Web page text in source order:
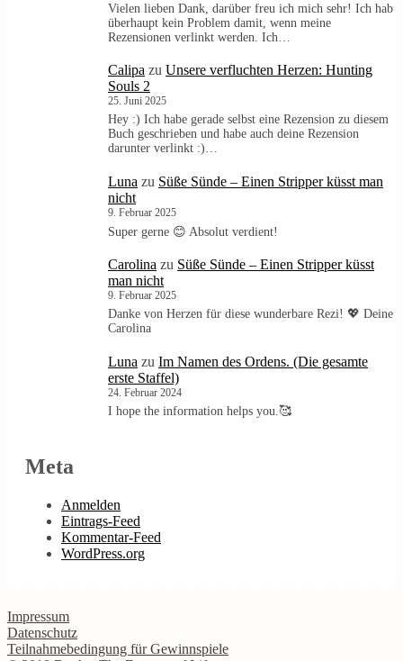
Vielen lieben Dank, darüber freu ich mich sehr! Ich hab
überhaupt kein Problem damit, wenn meine
Rezensionen verlinkt werden. Ich…
Calipa zu Unsere verfluchten Herzen: Hunting
Souls 2
25. Juni 2025
Hey :) Ich habe gerade selbst eine Rezension zu diesem
Buch geschrieben und habe auch deine Rezension
darunter verlinkt :)…
Luna zu Süße Sünde – Einen Stripper küsst man
nicht
9. Februar 2025
Super gerne 😊 Absolut verdient!
Carolina zu Süße Sünde – Einen Stripper küsst
man nicht
9. Februar 2025
Danke von Herzen für diese wunderbare Rezi! 💖 Deine
Carolina
Luna zu Im Namen des Ordens. (Die gesamte
erste Staffel)
24. Februar 2024
I hope the information helps you.🥰
Meta
Anmelden
Eintrags-Feed
Kommentar-Feed
WordPress.org
Impressum
Datenschutz
Teilnahmebedingung für Gewinnspiele